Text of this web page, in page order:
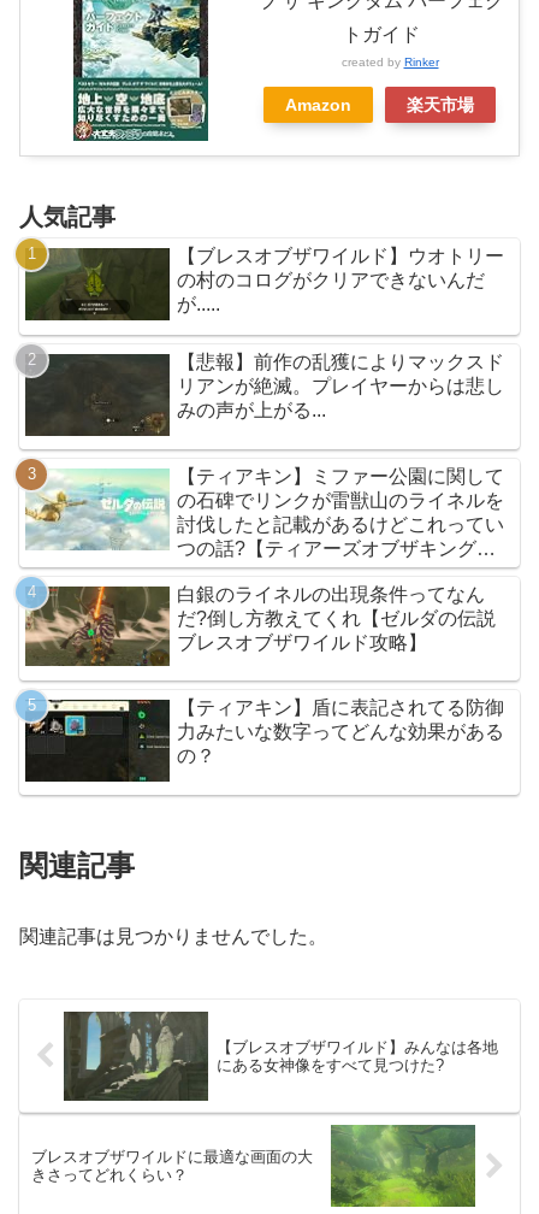
トガイド
created by Rinker
Amazon 楽天市場
人気記事
【ブレスオブザワイルド】ウオトリー
の村のコログがクリアできないんだ
が.....
【悲報】前作の乱獲によりマックスド
リアンが絶滅。プレイヤーからは悲し
みの声が上がる...
【ティアキン】ミファー公園に関して
の石碑でリンクが雷獣山のライネルを
討伐したと記載があるけどこれってい
つの話?【ティアーズオブザキングダ
ム】
白銀のライネルの出現条件ってなん
だ?倒し方教えてくれ【ゼルダの伝説
ブレスオブザワイルド攻略】
【ティアキン】盾に表記されてる防御
力みたいな数字ってどんな効果がある
の？
関連記事
関連記事は見つかりませんでした。
【ブレスオブザワイルド】みんなは各地
にある女神像をすべて見つけた?
ブレスオブザワイルドに最適な画面の大
きさってどれくらい？